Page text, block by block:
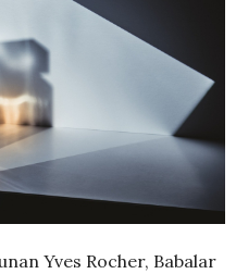
Yves Rocher, Babalar